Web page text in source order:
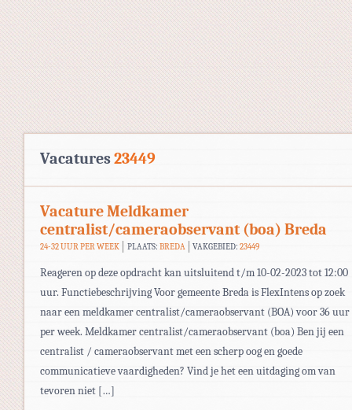
Vacatures23449
Vacature Meldkamer
centralist/cameraobservant (boa) Breda
24-32 UUR PER WEEK PLAATS: BREDA VAKGEBIED:23449
Reageren op deze opdracht kan uitsluitend t/m 10-02-2023 tot 12:00
uur. Functiebeschrijving Voor gemeente Breda is FlexIntens op zoek
naar een meldkamer centralist/cameraobservant (BOA) voor 36 uur
per week. Meldkamer centralist/cameraobservant (boa) Ben jij een
centralist / cameraobservant met een scherp oog en goede
communicatieve vaardigheden? Vind je het een uitdaging om van
tevoren niet […]